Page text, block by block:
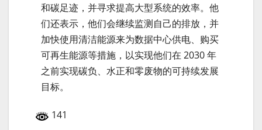
和碳足迹，并寻求提高大型系统的效率。他
们还表示，他们会继续监测自己的排放，并
加快使用清洁能源来为数据中心供电、购买
可再生能源等措施，以实现他们在 2030 年
之前实现碳负、水正和零废物的可持续发展
目标。
141